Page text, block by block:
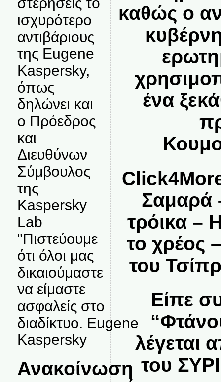
ισχυρότερο
αντιβάριους
της Eugene
Kaspersky,
όπως
δηλώνει και
ο Πρόεδρος
και
Διευθύνων
Σύμβουλος
της
Kaspersky
Lab
"Πιστεύουμε
ότι όλοι μας
δικαιούμαστε
να είμαστε
ασφαλείς στο
διαδίκτυο. Eugene
Kaspersky
Ανακοίνωση
καθώς ο
ένα
Σαμαρά
τρόικα –
το χρέος
του
Είπε
λέγεται
του